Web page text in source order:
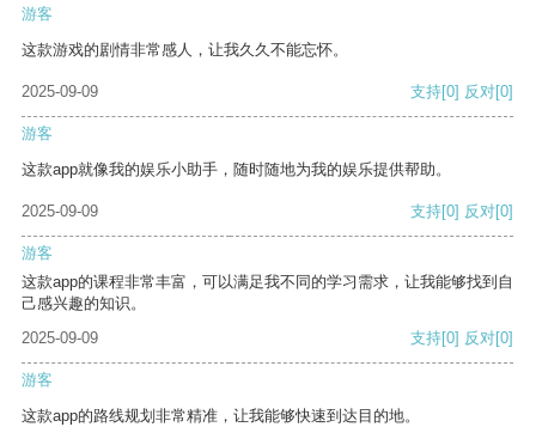
游客
这款游戏的剧情非常感人，让我久久不能忘怀。
2025-09-09 支持[0] 反对[0]
游客
这款app就像我的娱乐小助手，随时随地为我的娱乐提供帮助。
2025-09-09 支持[0] 反对[0]
游客
这款app的课程非常丰富，可以满足我不同的学习需求，让我能够找到自
己感兴趣的知识。
2025-09-09
支持[0] 反对[0]
游客
这款app的路线规划非常精准，让我能够快速到达目的地。